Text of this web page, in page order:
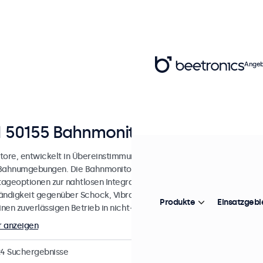
50155 Bahnmonitore
entwickelt in Übereinstimmung mit den Normen EN 50155 und
Die Bahnmonitore verfügen über ein robustes
zur nahtlosen Integration in eine Vielzahl von
gegenüber Schock, Vibration, Feuchtigkeit und
zuverlässigen Betrieb in nicht-sicherheitskritischen
anzeigen
Suchergebnisse
Produkte